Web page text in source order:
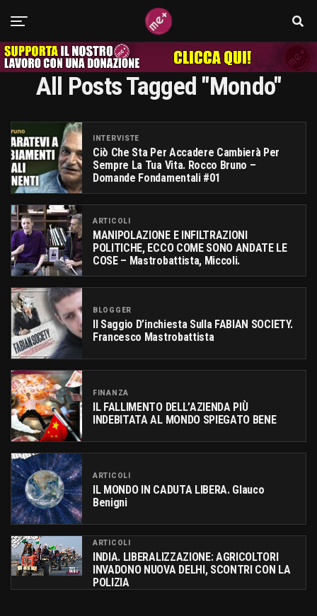
All Posts Tagged "mondo"
INTERVISTE
Ciò Che Sta Per Accadere Cambierà Per
Sempre La Tua Vita. Rocco Bruno –
Domande Fondamentali #01
ARTICOLI
MANIPOLAZIONE E INFILTRAZIONI
POLITICHE, ECCO COME SONO ANDATE LE
COSE – Mastrobattista, Miccoli.
BLOGGER
Il Saggio D’inchiesta Sulla FABIAN SOCIETY.
Francesco Mastrobattista
FINANZA
IL FALLIMENTO DELL’AZIENDA PIÙ
INDEBITATA AL MONDO SPIEGATO BENE
ARTICOLI
IL MONDO IN CADUTA LIBERA. Glauco
Benigni
ARTICOLI
INDIA. LIBERALIZZAZIONE: AGRICOLTORI
INVADONO NUOVA DELHI, SCONTRI CON LA
POLIZIA